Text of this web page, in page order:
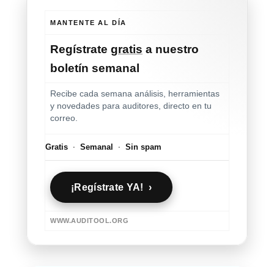
MANTENTE AL DÍA
Regístrate gratis a nuestro
boletín semanal
Recibe cada semana análisis, herramientas
y novedades para auditores, directo en tu
correo.
Gratis · Semanal · Sin spam
¡Regístrate YA! ›
WWW.AUDITOOL.ORG